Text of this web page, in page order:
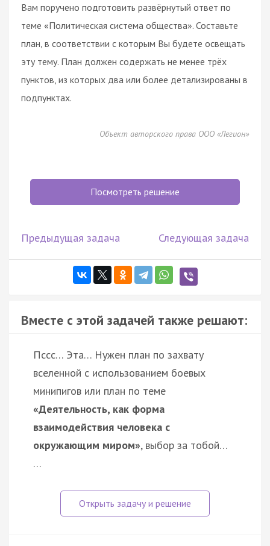
Вам поручено подготовить развёрнутый ответ по
теме «Политическая система общества». Составьте
план, в соответствии с которым Вы будете освещать
эту тему. План должен содержать не менее трёх
пунктов, из которых два или более детализированы в
подпунктах.
Объект авторского права ООО «Легион»
Посмотреть решение
Предыдущая задача Следующая задача
Вместе с этой задачей также решают:
Пссс… Эта… Нужен план по захвату
вселенной с использованием боевых
минипигов или план по теме
«Деятельность, как форма
взаимодействия человека с
окружающим миром», выбор за тобой…
…